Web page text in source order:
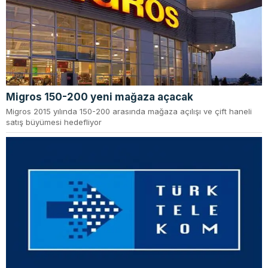
Migros 150-200 yeni mağaza açacak
Migros 2015 yılında 150-200 arasında mağaza açılışı ve çift haneli
satış büyümesi hedefliyor